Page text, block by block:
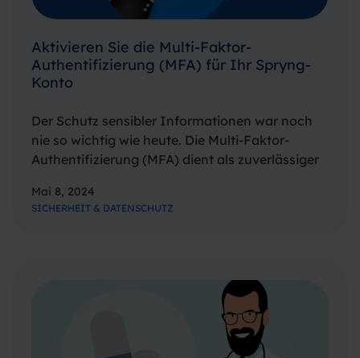
Aktivieren Sie die Multi-Faktor-
Authentifizierung (MFA) für Ihr Spryng-
Konto
Der Schutz sensibler Informationen war noch
nie so wichtig wie heute. Die Multi-Faktor-
Authentifizierung (MFA) dient als zuverlässiger
Sehen wir uns an, warum MFA heutzutage so
Mai 8, 2024
SICHERHEIT & DATENSCHUTZ